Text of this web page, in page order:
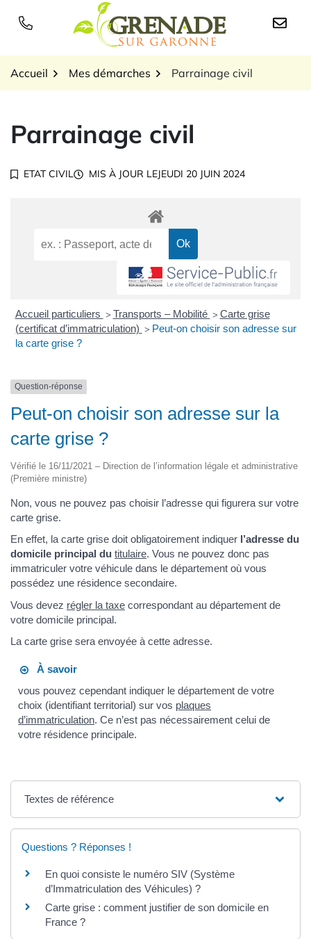
Logo Grenade sur
Accueil Mes démarches Parrainage civil
Parrainage civil
ETAT CIVIL MIS À JOUR LEJEUDI 20 JUIN 2024
Accueil particuliers > Transports – Mobilité > Carte grise
(certificat d’immatriculation) > Peut-on choisir son adresse sur
la carte grise ?
Question-réponse
Peut-on choisir son adresse sur la
carte grise ?
Vérifié le 16/11/2021 – Direction de l’information légale et administrative
(Première ministre)
Non, vous ne pouvez pas choisir l’adresse qui figurera sur votre
carte grise.
En effet, la carte grise doit obligatoirement indiquer l’adresse du
domicile principal du titulaire. Vous ne pouvez donc pas
immatriculer votre véhicule dans le département où vous
possédez une résidence secondaire.
Vous devez régler la taxe correspondant au département de
votre domicile principal.
La carte grise sera envoyée à cette adresse.
À savoir
vous pouvez cependant indiquer le département de votre
choix (identifiant territorial) sur vos plaques
d’immatriculation. Ce n’est pas nécessairement celui de
votre résidence principale.
Textes de référence
Questions ? Réponses !
En quoi consiste le numéro SIV (Système
d’Immatriculation des Véhicules) ?
Carte grise : comment justifier de son domicile en
France ?